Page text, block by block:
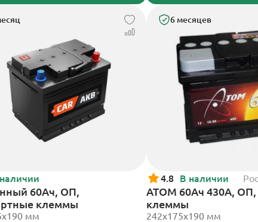
60Ач, ОП,
клеммы
мм
6 месяцев
4.8 В наличии
АТОМ 60Ач 430А, ОП,
клеммы
242х175х190 мм